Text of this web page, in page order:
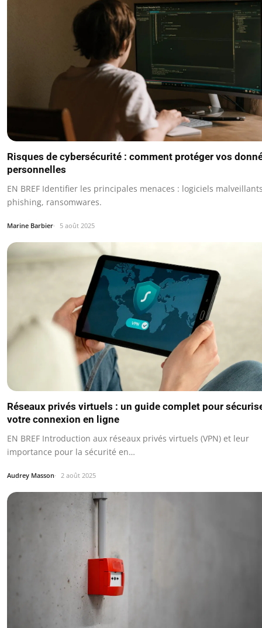
Risques de cybersécurité : comment protéger vos
personnelles
EN BREF Identifier les principales menaces : logiciels
phishing, ransomwares.
Marine Barbier 5 août 2025
Réseaux privés virtuels : un guide complet pour
votre connexion en ligne
EN BREF Introduction aux réseaux privés virtuels (VPN) et leur
importance pour la sécurité en…
Audrey Masson 2 août 2025